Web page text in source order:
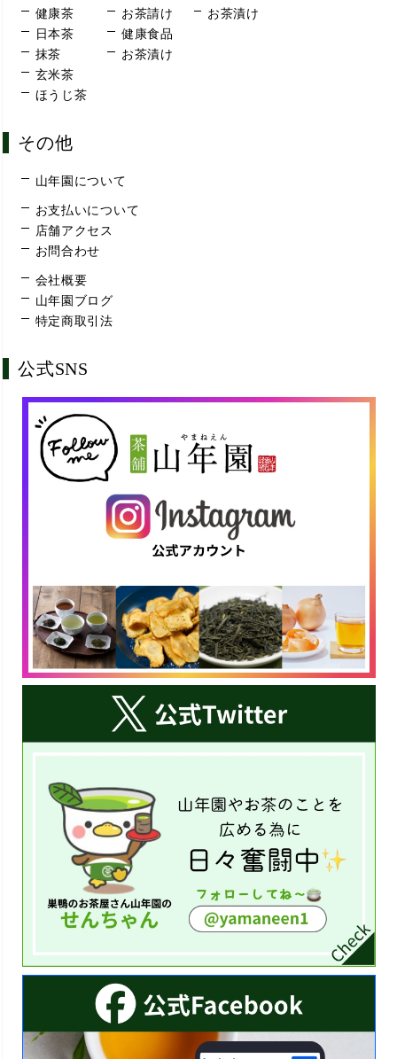
健康茶
日本茶
抹茶
玄米茶
ほうじ茶
お茶請け
健康食品
お茶漬け
お茶漬け
その他
山年園について
お支払いについて
店舗アクセス
お問合わせ
会社概要
山年園ブログ
特定商取引法
公式SNS